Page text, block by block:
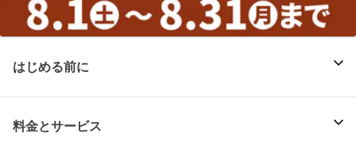
はじめる前に
料金とサービス